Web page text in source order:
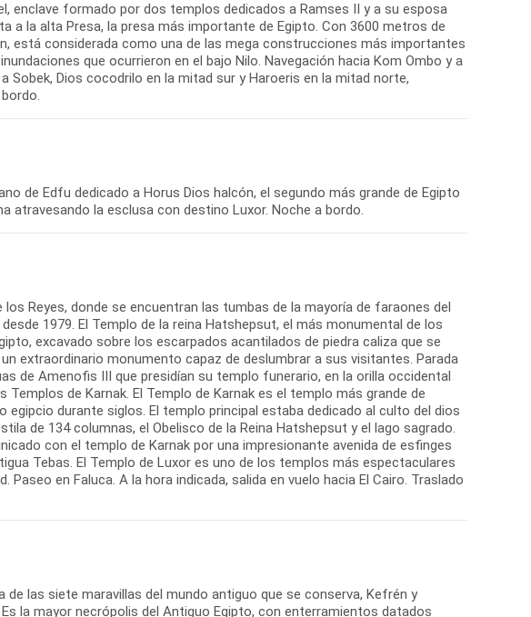
enclave formado por dos templos dedicados a Ramses II y a su esposa
a la alta Presa, la presa más importante de Egipto. Con 3600 metros de
está considerada como una de las mega construcciones más importantes
que ocurrieron en el bajo Nilo. Navegación hacia Kom Ombo y a
Sobek, Dios cocodrilo en la mitad sur y Haroeris en la mitad norte,
de Edfu dedicado a Horus Dios halcón, el segundo más grande de Egipto
atravesando la esclusa con destino Luxor. Noche a bordo.
Reyes, donde se encuentran las tumbas de la mayoría de faraones del
1979. El Templo de la reina Hatshepsut, el más monumental de los
excavado sobre los escarpados acantilados de piedra caliza que se
extraordinario monumento capaz de deslumbrar a sus visitantes. Parada
de Amenofis III que presidían su templo funerario, en la orilla occidental
de Karnak. El Templo de Karnak es el templo más grande de
durante siglos. El templo principal estaba dedicado al culto del dios
de 134 columnas, el Obelisco de la Reina Hatshepsut y el lago sagrado.
con el templo de Karnak por una impresionante avenida de esfinges
Tebas. El Templo de Luxor es uno de los templos más espectaculares
en Faluca. A la hora indicada, salida en vuelo hacia El Cairo. Traslado
las siete maravillas del mundo antiguo que se conserva, Kefrén y
la mayor necrópolis del Antiguo Egipto, con enterramientos datados